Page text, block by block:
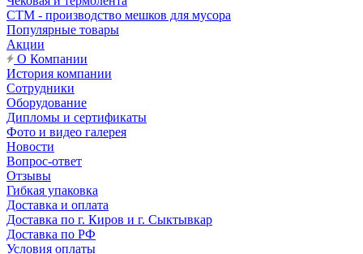
СТМ - производство мешков для мусора
Популярные товары
Акции
О Компании
История компании
Сотрудники
Оборудование
Дипломы и сертификаты
Фото и видео галерея
Новости
Вопрос-ответ
Отзывы
Гибкая упаковка
Доставка и оплата
Доставка по г. Киров и г. Сыктывкар
Доставка по РФ
Условия оплаты